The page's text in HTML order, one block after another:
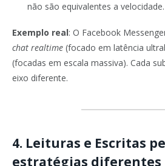
não são equivalentes a velocidade.
Exemplo real: O Facebook
chat realtime (focado em latência
(focadas em escala massiva). Cada
eixo diferente.
4. Leituras e Escritas
estratégias diferentes